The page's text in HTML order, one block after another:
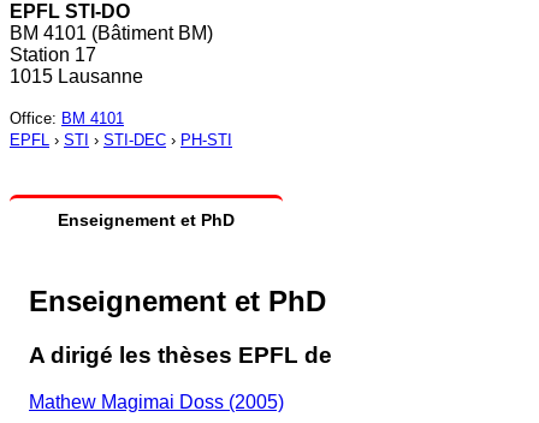
EPFL STI-DO
BM 4101 (Bâtiment BM)
Station 17
1015 Lausanne
Office: BM 4101
EPFL › STI › STI-DEC › PH-STI
Enseignement et PhD
Enseignement et PhD
A dirigé les thèses EPFL de
Mathew Magimai Doss (2005)